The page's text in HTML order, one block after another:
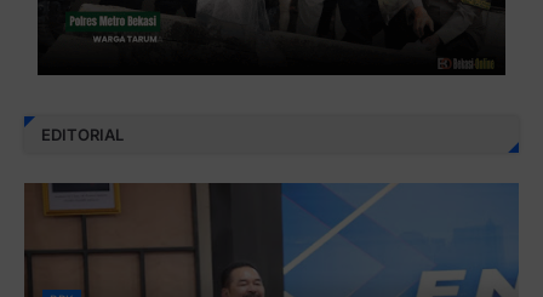
EDITORIAL